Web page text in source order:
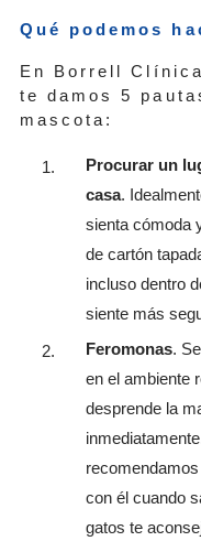
Qué podemos
En Borrell
te damos 5
mascota:
Procurar un
casa.
sienta cómoda
de cartón
incluso dentro
siente más
Feromonas.
en el ambiente
desprende la
con él cuando
gatos te